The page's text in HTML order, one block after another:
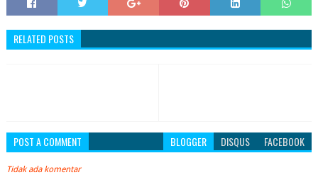
RELATED POSTS
POST A COMMENT BLOGGER DISQUS FACEBOOK
Tidak ada komentar